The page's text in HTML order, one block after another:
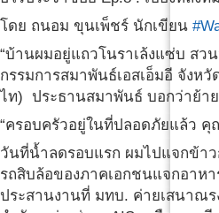
โดย ถนอม ขุนเพ็ชร์ นักเขียน
“บ้านผมอยู่แถวโนราเล้งแซ่บ ส
กรรมการสมาพันธ์เอสเอ็มอี จังห
ไท) ประธานสมาพันธ์ บอกว่าย้า
“ครอบครัวอยู่ในที่ปลอดภัยแล้ว คุ
วันที่น้ำลดรอบแรก ผมไปแจกข้า
รถสิบล้อของภาคเอกชนแจกอาห
ประสานงานที่ มทบ. ค่ายเสนาณ